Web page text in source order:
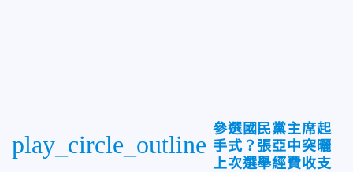
play_circle_outline
參選國民黨主席起
手式？張亞中突曬
上次選舉經費收支